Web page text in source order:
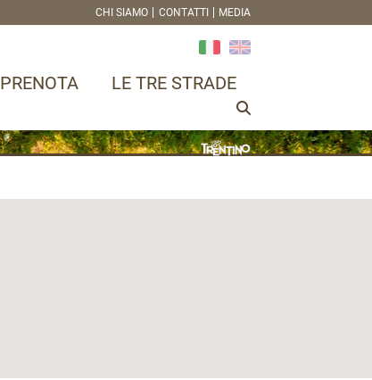
CHI SIAMO CONTATTI MEDIA
PRENOTA LE TRE STRADE